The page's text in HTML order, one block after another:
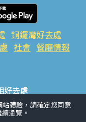
銅鑼灣好去處
社會 餐廳情報
好去處
旺角好去處 社會
體驗，請確定您同意
瀏覽。